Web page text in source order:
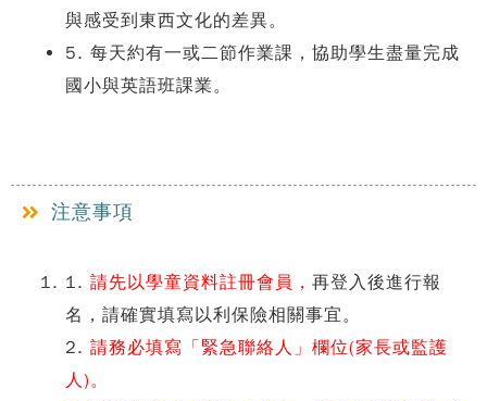
與感受到東西文化的差異。
5. 每天約有一或二節作業課，協助學生盡量完成
國小與英語班課業。
注意事項
1. 請先以學童資料註冊會員， 再登入後進行報
名，請確實填寫以利保險相關事宜。
2. 請務必填寫 「 緊急聯絡人 」 欄位(家長或監護
人)。